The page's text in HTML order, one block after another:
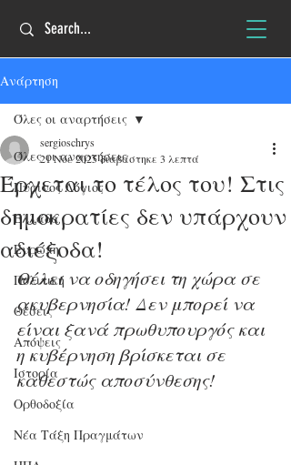
Ανάρτηση
Όλες οι αναρτήσεις
Πύρινος Λόγιος
Ελλάδα
Ευρώπη
Πολιτική
Θέσεις
Απόψεις
Ιστορία
Ορθοδοξία
Νέα Τάξη Πραγμάτων
Όλες οι αναρτήσεις
Έρχεται το τέλος του! Στις
δημοκρατίες δεν υπάρχουν
αδιέξοδα!
sergioschrys
21 Νοε 2025διαβάστηκε 3 λεπτά
Θέλει να οδηγήσει τη χώρα σε
ακυβερνησία! Δεν μπορεί να
είναι ξανά πρωθυπουργός και
η κυβέρνηση βρίσκεται σε
καθεστώς αποσύνθεσης!